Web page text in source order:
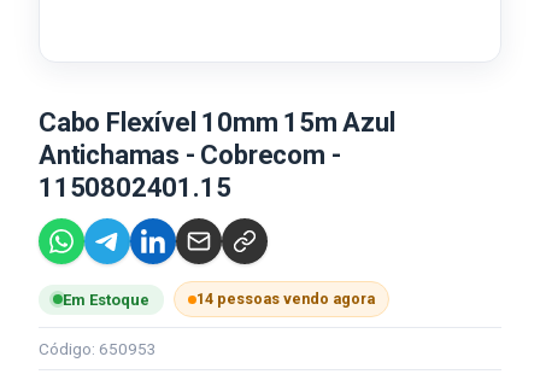
Cabo Flexível 10mm 15m Azul
Antichamas - Cobrecom -
1150802401.15
Em Estoque 14 pessoas vendo agora
Código: 650953